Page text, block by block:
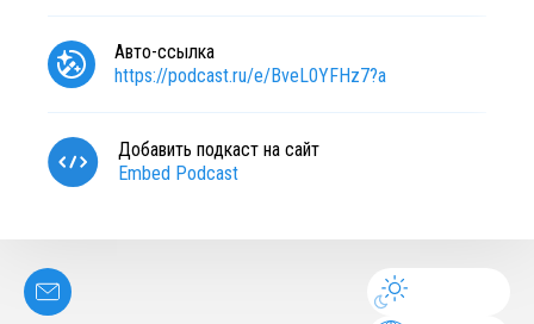
Авто-ссылка
https://podcast.ru/e/BveL0YFHz7?a
Добавить подкаст на сайт
Embed Podcast